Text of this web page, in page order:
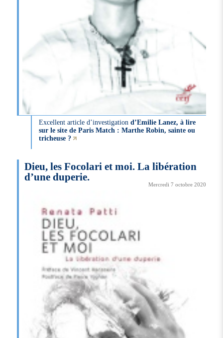
Excellent article d’investigationd’Emilie Lanez, à lire
sur le site de Paris Match : Marthe Robin, sainte ou
tricheuse ?
Dieu, les Focolari et moi. La libération
d’une duperie.
Mercredi 7 octobre 2020